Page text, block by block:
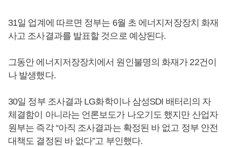
31일 업계에 따르면 정부는 6월 초 에너지저장장치 화재
사고 조사결과를 발표할 것으로 예상된다.
그동안 에너지저장장치에서 원인불명의 화재가 22건이
나 발생했다.
30일 정부 조사결과 LG화학이나 삼성SDI 배터리의 자
체결함이 아니라는 언론보도가 나오기도 했지만 산업자
원부는 즉각 “아직 조사결과는 확정된 바 없고 정부 안전
대책도 결정된 바 없다”고 부인했다.